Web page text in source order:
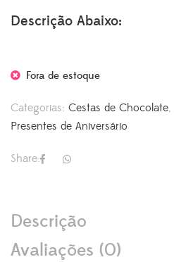
Descrição Abaixo:
Fora de estoque
Categorias: Cestas de Chocolate,
Presentes de Aniversário
Share:
Descrição
Avaliações (0)